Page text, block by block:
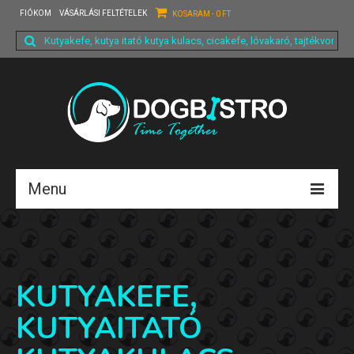
FIÓKOM VÁSÁRLÁSI FELTÉTELEK KOSARAM - 0 FT
Search
for:
Menu
Termékeink
Rólunk
KUTYAKEFE,
KUTYAITATÓ